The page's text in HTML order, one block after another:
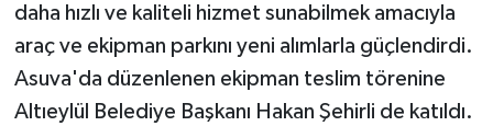
daha hızlı ve kaliteli hizmet sunabilmek amacıyla
araç ve ekipman parkını yeni alımlarla güçlendirdi.
Asuva'da düzenlenen ekipman teslim törenine
Altıeylül Belediye Başkanı Hakan Şehirli de katıldı.
GÜNDEM